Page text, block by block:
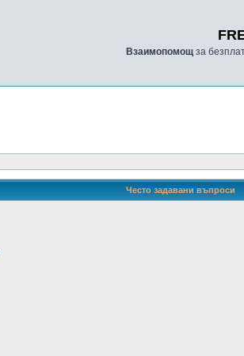
Взаимопомощза
Често задавани въпроси